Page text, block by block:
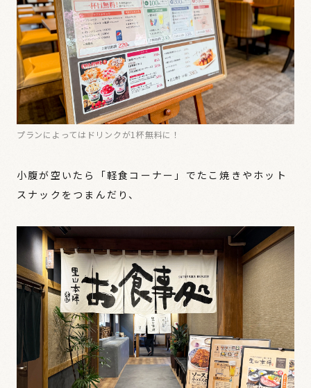
プランによってはドリンクが1杯無料に！
小腹が空いたら「軽食コーナー」でたこ焼きやホット
スナックをつまんだり、